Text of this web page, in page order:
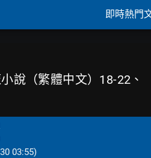
即時熱門
說（繁體中文）18-22、
03:55)